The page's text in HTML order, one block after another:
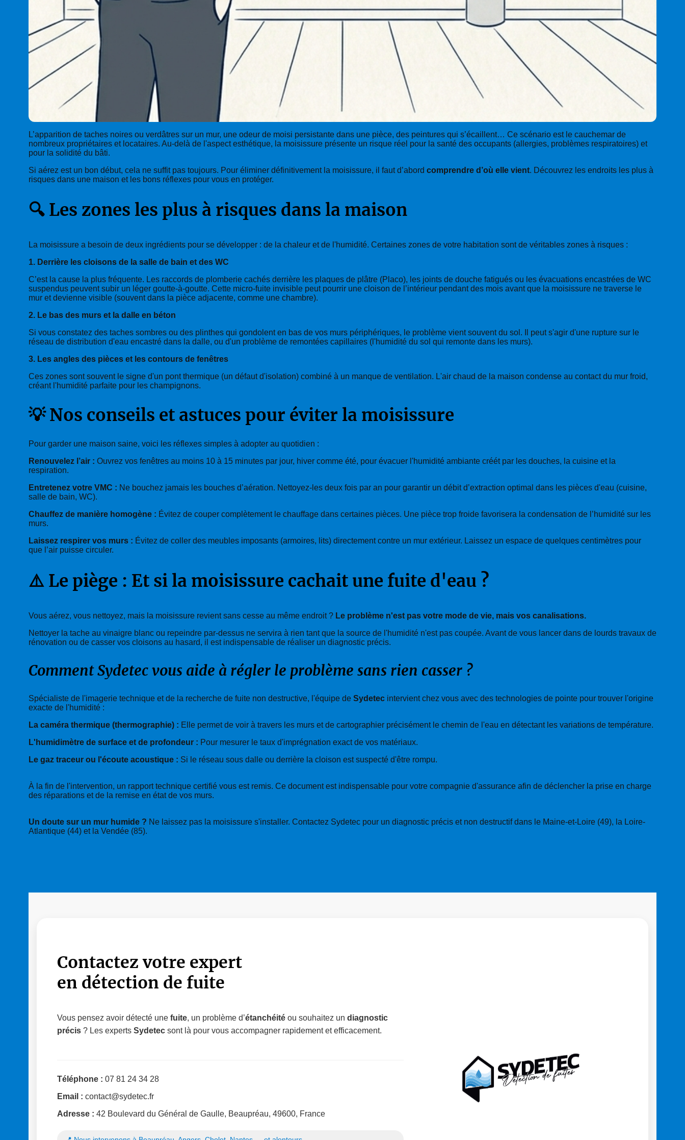
L’apparition de taches noires ou verdâtres sur un mur, une odeur de moisi persistante dans une pièce, des peintures qui s’écaillent… Ce scénario est le cauchemar de
nombreux propriétaires et locataires. Au-delà de l'aspect esthétique, la moisissure présente un risque réel pour la santé des occupants (allergies, problèmes respiratoires) et
pour la solidité du bâti.
Si aérez est un bon début, cela ne suffit pas toujours. Pour éliminer définitivement la moisissure, il faut d’abord comprendre d’où elle vient. Découvrez les endroits les plus à
risques dans une maison et les bons réflexes pour vous en protéger.
🔍 Les zones les plus à risques dans la maison
La moisissure a besoin de deux ingrédients pour se développer : de la chaleur et de l'humidité. Certaines zones de votre habitation sont de véritables zones à risques :
1. Derrière les cloisons de la salle de bain et des WC
C’est la cause la plus fréquente. Les raccords de plomberie cachés derrière les plaques de plâtre (Placo), les joints de douche fatigués ou les évacuations encastrées de WC
suspendus peuvent subir un léger goutte-à-goutte. Cette micro-fuite invisible peut pourrir une cloison de l’intérieur pendant des mois avant que la moisissure ne traverse le
mur et devienne visible (souvent dans la pièce adjacente, comme une chambre).
2. Le bas des murs et la dalle en béton
Si vous constatez des taches sombres ou des plinthes qui gondolent en bas de vos murs périphériques, le problème vient souvent du sol. Il peut s'agir d'une rupture sur le
réseau de distribution d'eau encastré dans la dalle, ou d'un problème de remontées capillaires (l'humidité du sol qui remonte dans les murs).
3. Les angles des pièces et les contours de fenêtres
Ces zones sont souvent le signe d'un pont thermique (un défaut d'isolation) combiné à un manque de ventilation. L'air chaud de la maison condense au contact du mur froid,
créant l'humidité parfaite pour les champignons.
💡 Nos conseils et astuces pour éviter la moisissure
Pour garder une maison saine, voici les réflexes simples à adopter au quotidien :
Renouvelez l’air : Ouvrez vos fenêtres au moins 10 à 15 minutes par jour, hiver comme été, pour évacuer l'humidité ambiante créét par les douches, la cuisine et la
respiration.
Entretenez votre VMC : Ne bouchez jamais les bouches d’aération. Nettoyez-les deux fois par an pour garantir un débit d’extraction optimal dans les pièces d'eau (cuisine,
salle de bain, WC).
Chauffez de manière homogène : Évitez de couper complètement le chauffage dans certaines pièces. Une pièce trop froide favorisera la condensation de l’humidité sur les
murs.
Laissez respirer vos murs : Évitez de coller des meubles imposants (armoires, lits) directement contre un mur extérieur. Laissez un espace de quelques centimètres pour
que l’air puisse circuler.
⚠️ Le piège : Et si la moisissure cachait une fuite d'eau ?
Vous aérez, vous nettoyez, mais la moisissure revient sans cesse au même endroit ? Le problème n'est pas votre mode de vie, mais vos canalisations.
Nettoyer la tache au vinaigre blanc ou repeindre par-dessus ne servira à rien tant que la source de l'humidité n'est pas coupée. Avant de vous lancer dans de lourds travaux de
rénovation ou de casser vos cloisons au hasard, il est indispensable de réaliser un diagnostic précis.
Comment Sydetec vous aide à régler le problème sans rien casser ?
Spécialiste de l'imagerie technique et de la recherche de fuite non destructive, l'équipe de Sydetec intervient chez vous avec des technologies de pointe pour trouver l'origine
exacte de l'humidité :
La caméra thermique (thermographie) : Elle permet de voir à travers les murs et de cartographier précisément le chemin de l'eau en détectant les variations de température.
L'humidimètre de surface et de profondeur : Pour mesurer le taux d'imprégnation exact de vos matériaux.
Le gaz traceur ou l'écoute acoustique : Si le réseau sous dalle ou derrière la cloison est suspecté d'être rompu.
À la fin de l'intervention, un rapport technique certifié vous est remis. Ce document est indispensable pour votre compagnie d'assurance afin de déclencher la prise en charge
des réparations et de la remise en état de vos murs.
Un doute sur un mur humide ? Ne laissez pas la moisissure s'installer. Contactez Sydetec pour un diagnostic précis et non destructif dans le Maine-et-Loire (49), la Loire-
Atlantique (44) et la Vendée (85).
Contactez votre expert
en détection de fuite
Vous pensez avoir détecté une fuite, un problème d’étanchéité ou souhaitez un diagnostic
précis ? Les experts Sydetec sont là pour vous accompagner rapidement et efficacement.
Téléphone : 07 81 24 34 28
Email : contact@sydetec.fr
Adresse : 42 Boulevard du Général de Gaulle, Beaupréau, 49600, France